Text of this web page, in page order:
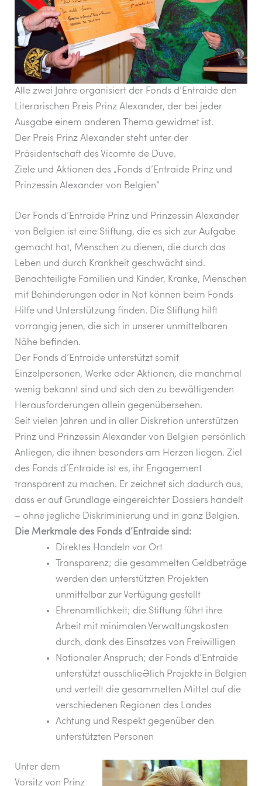
o
k
p
Alle zwei Jahre organisiert der Fonds d’Entraide den
Literarischen Preis Prinz Alexander, der bei jeder
Ausgabe einem anderen Thema gewidmet ist.
Der Preis Prinz Alexander steht unter der
Präsidentschaft des Vicomte de Duve.
Ziele und Aktionen des „Fonds d’Entraide Prinz und
Prinzessin Alexander von Belgien“
Der Fonds d’Entraide Prinz und Prinzessin Alexander
von Belgien ist eine Stiftung, die es sich zur Aufgabe
gemacht hat, Menschen zu dienen, die durch das
Leben und durch Krankheit geschwächt sind.
Benachteiligte Familien und Kinder, Kranke, Menschen
mit Behinderungen oder in Not können beim Fonds
Hilfe und Unterstützung finden. Die Stiftung hilft
vorrangig jenen, die sich in unserer unmittelbaren
Nähe befinden.
Der Fonds d’Entraide unterstützt somit
Einzelpersonen, Werke oder Aktionen, die manchmal
wenig bekannt sind und sich den zu bewältigenden
Herausforderungen allein gegenübersehen.
Seit vielen Jahren und in aller Diskretion unterstützen
Prinz und Prinzessin Alexander von Belgien persönlich
Anliegen, die ihnen besonders am Herzen liegen. Ziel
des Fonds d’Entraide ist es, ihr Engagement
transparent zu machen. Er zeichnet sich dadurch aus,
dass er auf Grundlage eingereichter Dossiers handelt
– ohne jegliche Diskriminierung und in ganz Belgien.
Die Merkmale des Fonds d’Entraide sind:
Direktes Handeln vor Ort
Transparenz; die gesammelten Geldbeträge
werden den unterstützten Projekten
unmittelbar zur Verfügung gestellt
Ehrenamtlichkeit; die Stiftung führt ihre
Arbeit mit minimalen Verwaltungskosten
durch, dank des Einsatzes von Freiwilligen
Nationaler Anspruch; der Fonds d’Entraide
unterstützt ausschließlich Projekte in Belgien
und verteilt die gesammelten Mittel auf die
verschiedenen Regionen des Landes
Achtung und Respekt gegenüber den
unterstützten Personen
Unter dem
Vorsitz von Prinz